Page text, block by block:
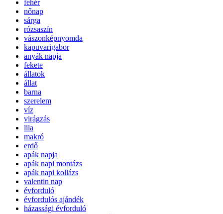
fehér
nőnap
sárga
rózsaszín
vászonképnyomda
kapuvarigabor
anyák napja
fekete
állatok
állat
barna
szerelem
víz
virágzás
lila
makró
erdő
apák napja
apák napi montázs
apák napi kollázs
valentin nap
évforduló
évfordulós ajándék
házassági évforduló